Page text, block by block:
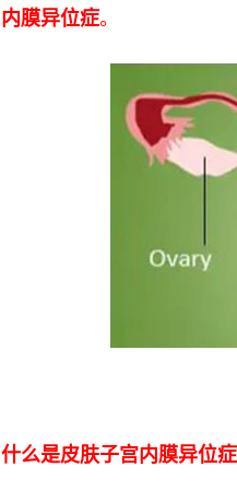
内膜异位症。
什么是皮肤子宫内膜异位